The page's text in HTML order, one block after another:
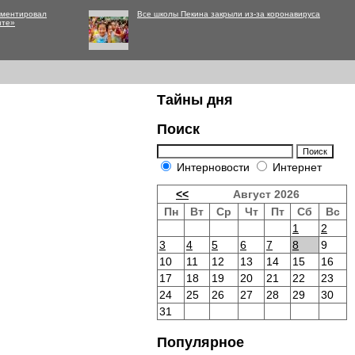
Все школы Пекина закрыли из-за коронавируса
Тайны дня
Поиск
Интерновости Интернет
<<
Август 2026
Пн
Вт Ср Чт Пт Сб
Вс
1
2
3
4 5 6 7 8
9
10
11 12 13 14 15
16
17
18 19 20 21 22
23
24
25 26 27 28 29
30
31
Популярное